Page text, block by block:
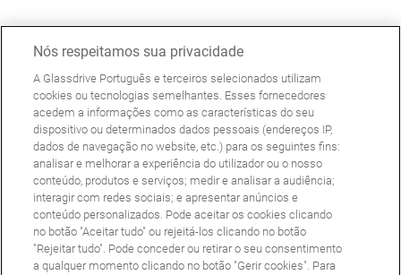
Nós respeitamos sua privacidade
A Glassdrive Português e terceiros selecionados utilizam
cookies ou tecnologias semelhantes. Esses fornecedores
acedem a informações como as características do seu
dispositivo ou determinados dados pessoais (endereços IP,
dados de navegação no website, etc.) para os seguintes fins:
analisar e melhorar a experiência do utilizador ou o nosso
conteúdo, produtos e serviços; medir e analisar a audiência;
interagir com redes sociais; e apresentar anúncios e
conteúdo personalizados. Pode aceitar os cookies clicando
no botão "Aceitar tudo" ou rejeitá-los clicando no botão
"Rejeitar tudo". Pode conceder ou retirar o seu consentimento
a qualquer momento clicando no botão "Gerir cookies". Para